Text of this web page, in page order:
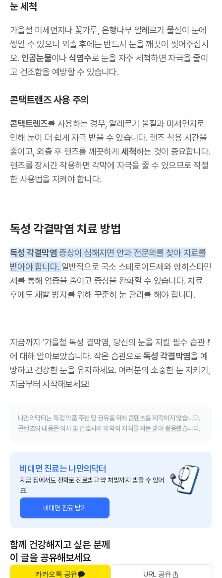
눈 세척
가을철 미세먼지나 꽃가루, 은행나무 알레르기 물질이 눈에
쌓일 수 있으니 외출 후에는 반드시 눈을 깨끗이 씻어주십시
오. 인공눈물이나 식염수로 눈을 자주 세척하면 자극을 줄이
고 건조함을 예방할 수 있습니다.
콘택트렌즈 사용 주의
콘택트렌즈를 사용하는 경우, 알레르기 물질과 미세먼지로
인해 눈이 더 쉽게 자극 받을 수 있습니다. 렌즈 착용 시간을
줄이고, 외출 후 렌즈를 깨끗하게 세척하는 것이 중요합니다.
렌즈를 장시간 착용하면 각막에 자극을 줄 수 있으므로 적절
한 사용법을 지켜야 합니다.
독성 각결막염 치료 방법
독성 각결막염 증상이 심해지면 안과 전문의를 찾아 치료를
받아야 합니다. 일반적으로 국소 스테로이드제와 항히스타민
제를 통해 염증을 줄이고 증상을 완화할 수 있습니다. 치료
후에도 재발 방지를 위해 꾸준히 눈 관리를 해야 합니다.
지금까지 ‘가을철 독성 결막염, 당신의 눈을 지킬 필수 습관 !’
에 대해 알아보았습니다. 작은 습관으로독성 각결막염을 예
방하고 건강한 눈을 유지하세요. 여러분의 소중한 눈 지키기,
지금부터 시작해보세요!
나만의닥터는 특정 약품 추천 및 권유를 위해 콘텐츠를 제작하지 않습니다.
콘텐츠의 내용은 의사 및 간호사의 의학적 지식을 자문 받아 활용했습니다.
비대면 진료는 나만의닥터
지금 집에서도 전화로 진료받고 약 처방까지 받을 수 있어
요!
비대면 진료 받기
함께 건강해지고 싶은 분께
이 글을 공유해보세요
카카오톡 공유 URL 공유